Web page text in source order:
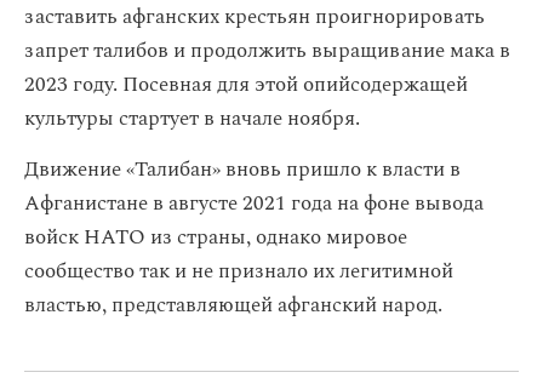
заставить афганских крестьян проигнорировать
запрет талибов и продолжить выращивание мака в
2023 году. Посевная для этой опийсодержащей
культуры стартует в начале ноября.
Движение «Талибан‎» вновь пришло к власти в
Афганистане в августе 2021 года на фоне вывода
войск НАТО из страны, однако мировое
сообщество так и не признало их легитимной
властью, представляющей афганский народ.